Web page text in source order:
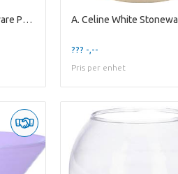
A. Celine White Stoneware Pot ES-15
??? -,--
Pris per enhet